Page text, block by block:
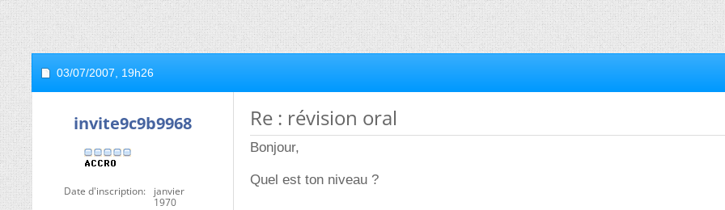
03/07/2007, 19h26
invite9c9b9968
Date d'inscription
janvier
1970
Re : révision oral
Bonjour,
Quel est ton niveau ?